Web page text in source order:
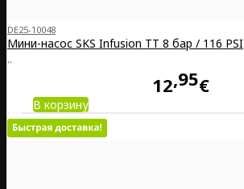
DE25-10048
Мини-насос SKS Infusion TT 8 бар / 116 PSI
..
12 95€
В корзину